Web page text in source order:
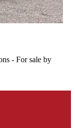
- For sale by